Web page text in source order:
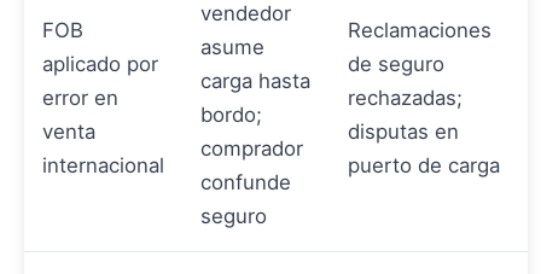
FOB
aplicado por
error en
venta
internacional
vendedor
asume
carga hasta
bordo;
comprador
confunde
seguro
Reclamaciones
de seguro
rechazadas;
disputas en
puerto de carga